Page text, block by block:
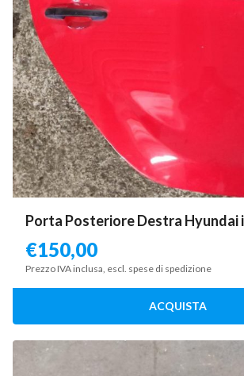
Porta Posteriore Destra Hyundai
€150,00
Prezzo IVA inclusa, escl. spese di spedizione
ACQUISTA